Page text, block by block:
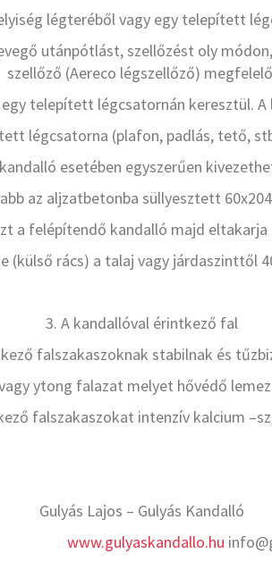
légteréből vagy egy telepített
utánpótlást, szellőzést oly
szellőző (Aereco légszellőző)
telepített légcsatornán keresztül.
légcsatorna (plafon, padlás, tető,
esetében egyszerűen
az aljzatbetonba süllyesztett
a felépítendő kandalló majd
(külső rács) a talaj vagy járdaszinttől
3. A kandallóval érintkező fal
falszakaszoknak stabilnak és
ytong falazat melyet hővédő
falszakaszokat intenzív kalcium
Gulyás Lajos – Gulyás Kandalló
www.gulyaskandallo.hu